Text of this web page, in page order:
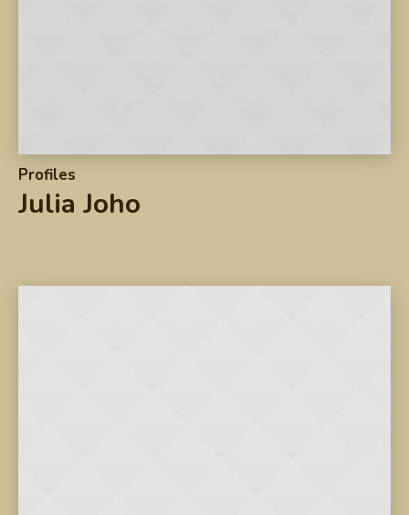
Profiles
Julia Joho